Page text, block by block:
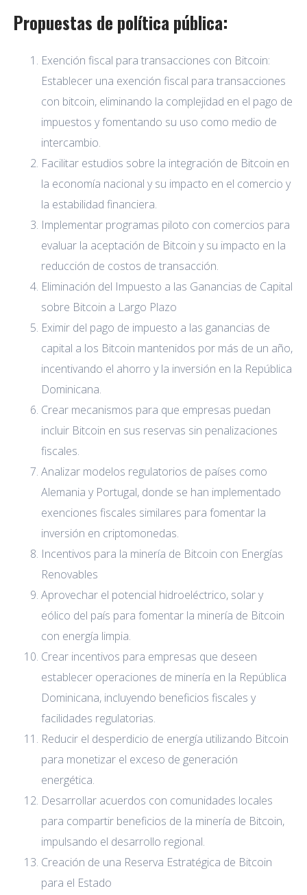
Propuestas de política pública:
Exención fiscal para transacciones con Bitcoin:
Establecer una exención fiscal para transacciones
con bitcoin, eliminando la complejidad en el pago de
impuestos y fomentando su uso como medio de
intercambio.
Facilitar estudios sobre la integración de Bitcoin en
la economía nacional y su impacto en el comercio y
la estabilidad financiera.
Implementar programas piloto con comercios para
evaluar la aceptación de Bitcoin y su impacto en la
reducción de costos de transacción.
Eliminación del Impuesto a las Ganancias de Capital
sobre Bitcoin a Largo Plazo
Eximir del pago de impuesto a las ganancias de
capital a los Bitcoin mantenidos por más de un año,
incentivando el ahorro y la inversión en la República
Dominicana.
Crear mecanismos para que empresas puedan
incluir Bitcoin en sus reservas sin penalizaciones
fiscales.
Analizar modelos regulatorios de países como
Alemania y Portugal, donde se han implementado
exenciones fiscales similares para fomentar la
inversión en criptomonedas.
Incentivos para la minería de Bitcoin con Energías
Renovables
Aprovechar el potencial hidroeléctrico, solar y
eólico del país para fomentar la minería de Bitcoin
con energía limpia.
Crear incentivos para empresas que deseen
establecer operaciones de minería en la República
Dominicana, incluyendo beneficios fiscales y
facilidades regulatorias.
Reducir el desperdicio de energía utilizando Bitcoin
para monetizar el exceso de generación
energética.
Desarrollar acuerdos con comunidades locales
para compartir beneficios de la minería de Bitcoin,
impulsando el desarrollo regional.
Creación de una Reserva Estratégica de Bitcoin
para el Estado